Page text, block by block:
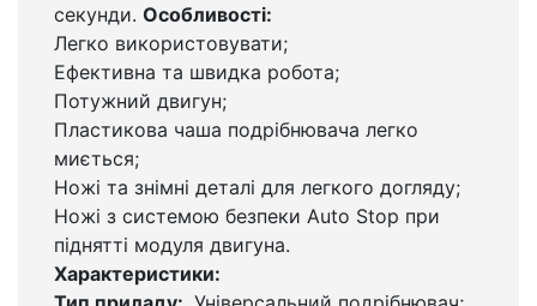
секунди. Особливості:
Легко використовувати;
Ефективна та швидка робота;
Потужний двигун;
Пластикова чаша подрібнювача легко
миється;
Ножі та знімні деталі для легкого догляду;
Ножі з системою безпеки Auto Stop при
піднятті модуля двигуна.
Характеристики: